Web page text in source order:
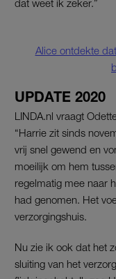
dat weet ik zeker.”
Alice ontdekte
UPDATE 2020
LINDA.nl vraagt
“Harrie zit sinds
vrij snel gewend en
moeilijk om hem
regelmatig mee naar
had genomen. Het
verzorgingshuis.
Nu zie ik ook dat het
sluiting van het